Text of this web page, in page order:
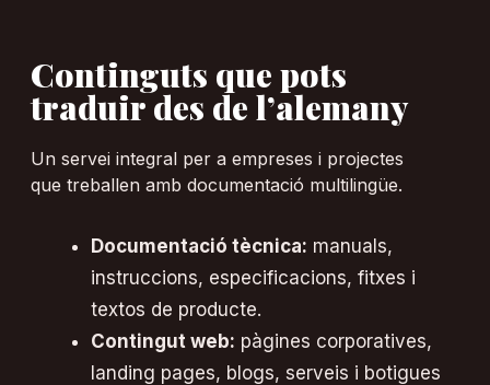
Continguts que pots
traduir des de l’alemany
Un servei integral per a empreses i projectes
que treballen amb documentació multilingüe.
Documentació tècnica: manuals,
instruccions, especificacions, fitxes i
textos de producte.
Contingut web: pàgines corporatives,
landing pages, blogs, serveis i botigues